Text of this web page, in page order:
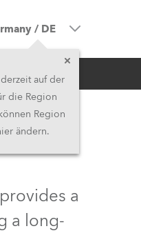
/ DE
auf der
die Region
Region
ändern.
a
a long-